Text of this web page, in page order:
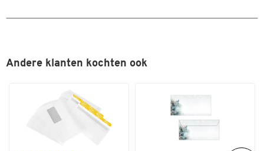
Andere klanten kochten ook